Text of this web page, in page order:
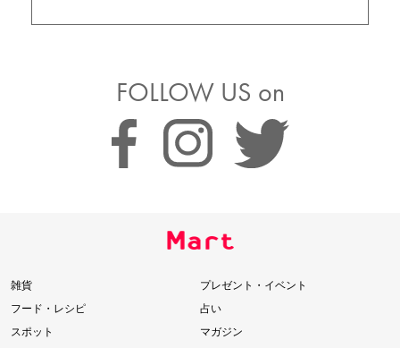
FOLLOW US on
雑貨
フード・レシピ
スポット
プレゼント・イベント
占い
マガジン